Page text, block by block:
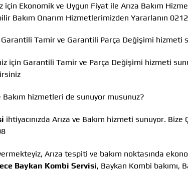
için Ekonomik ve Uygun Fiyat ile Arıza Bakım
Bakım Onarım Hizmetlerimizden Yararlanın
Tamir ve Garantili Parça Değişimi hizmeti
için Garantili Tamir ve Parça Değişimi hizmeti
Bakım hizmetleri de sunuyor musunuz?
ihtiyacınızda Arıza ve Bakım hizmeti sunuyor. Bize
Arıza tespiti ve bakım noktasında
Baykan Kombi Servisi, Baykan Kombi bakımı,